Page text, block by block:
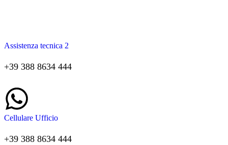
Assistenza tecnica 2
+39 388 8634 444
Cellulare Ufficio
+39 388 8634 444